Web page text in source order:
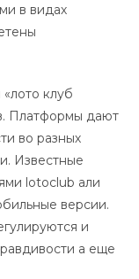
в видах
клуб
Платформы дают
во разных
Известные
lotoclub али
версии.
и
а еще